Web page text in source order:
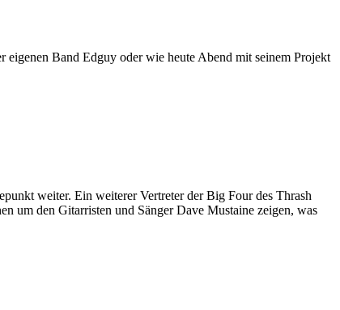
eigenen Band Edguy oder wie heute Abend mit seinem Projekt
weiter. Ein weiterer Vertreter der Big Four des Thrash
um den Gitarristen und Sänger Dave Mustaine zeigen, was